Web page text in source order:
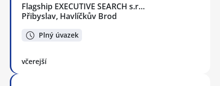
Flagship EXECUTIVE SEARCH s.r…
Přibyslav, Havlíčkův Brod
Plný úvazek
včerejší